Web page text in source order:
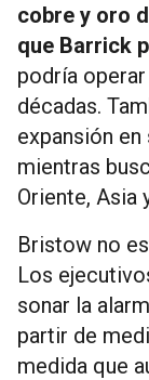
cobre y oro
que Barrick
podría
décadas.
expansión
mientras
Oriente, Asia
Bristow no
Los
sonar la
partir de
medida que